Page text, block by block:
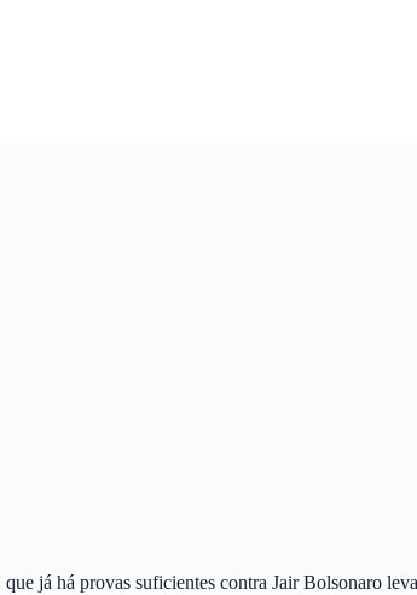
já há provas suficientes contra Jair Bolsonaro